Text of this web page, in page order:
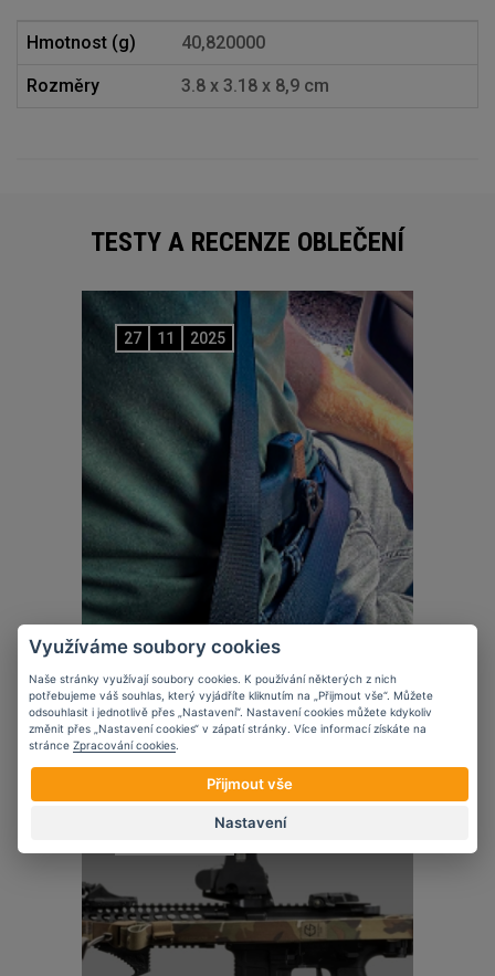
Hmotnost (g) 40,820000
Rozměry 3.8 x 3.18 x 8,9 cm
TESTY A RECENZE OBLEČENÍ
27 11 2025
5 věcí, které zvážit při nošení krátké
zbraně ve vozidle
Využíváme soubory cookies
Naše stránky využívají soubory cookies. K používání některých z nich
potřebujeme váš souhlas, který vyjádříte kliknutím na „Přijmout vše“. Můžete
odsouhlasit i jednotlivě přes „Nastavení“. Nastavení cookies můžete kdykoliv
změnit přes „Nastavení cookies“ v zápatí stránky. Více informací získáte na
stránce Zpracování cookies
Přijmout vše
Nastavení